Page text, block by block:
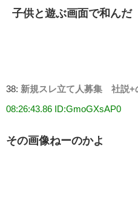
子供と遊ぶ画面で和んだ
38: 新規スレ立て人募集 社説+
08:26:43.86 ID:GmoGXsAP0
その画像ねーのかよ